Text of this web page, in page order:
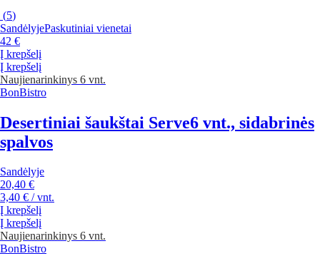
(5)
SandėlyjePaskutiniai vienetai
42 €
Į krepšelį
Į krepšelį
Naujienarinkinys 6 vnt.
BonBistro
Desertiniai šaukštai Serve6 vnt., sidabrinės
spalvos
Sandėlyje
20,40 €
3,40 € / vnt.
Į krepšelį
Į krepšelį
Naujienarinkinys 6 vnt.
BonBistro